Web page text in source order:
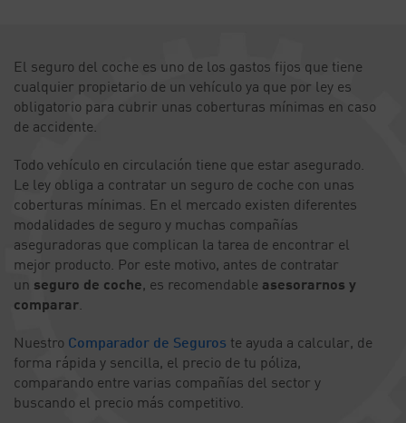
El seguro del coche es uno de los gastos fijos que tiene
cualquier propietario de un vehículo ya que por ley es
obligatorio para cubrir unas coberturas mínimas en caso
de accidente.
Todo vehículo en circulación tiene que estar asegurado.
Le ley obliga a contratar un seguro de coche con unas
coberturas mínimas. En el mercado existen diferentes
modalidades de seguro y muchas compañías
aseguradoras que complican la tarea de encontrar el
mejor producto. Por este motivo, antes de contratar
un seguro de coche, es recomendable asesorarnos y
comparar.
Nuestro Comparador de Seguros te ayuda a calcular, de
forma rápida y sencilla, el precio de tu póliza,
comparando entre varias compañías del sector y
buscando el precio más competitivo.